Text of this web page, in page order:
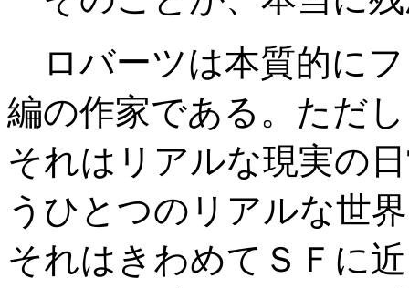
ロバーツは本質的に
編の作家である。ただ
それはリアルな現実の
うひとつのリアルな世
それはきわめてＳＦに